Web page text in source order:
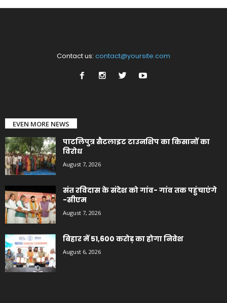
Contact us: contact@yoursite.com
EVEN MORE NEWS
पाटलिपुत्र सैटलाइट टाउनशिप का किसानों का
विरोध
August 7, 2026
संत रविदास के संदेश को गांव- गांव तक पहुंचाएंगे
-सीएम
August 7, 2026
बिहार में 51,600 करोड़ का होगा निवेश
August 6, 2026